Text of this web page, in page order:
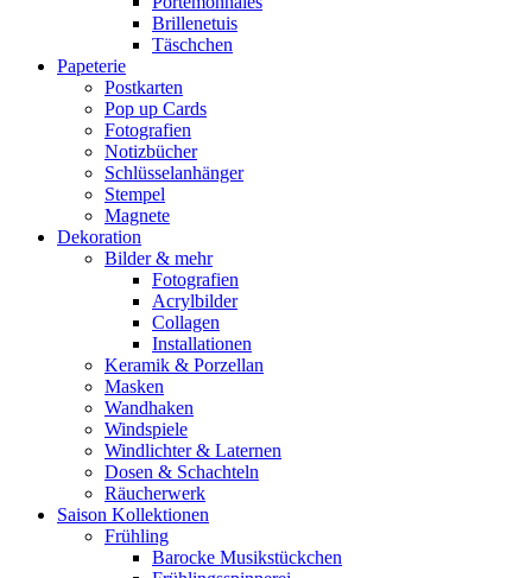
Brillenetuis
Täschchen
Papeterie
Postkarten
Pop up Cards
Fotografien
Notizbücher
Schlüsselanhänger
Stempel
Magnete
Dekoration
Bilder & mehr
Fotografien
Acrylbilder
Collagen
Installationen
Keramik & Porzellan
Masken
Wandhaken
Windspiele
Windlichter & Laternen
Dosen & Schachteln
Räucherwerk
Saison Kollektionen
Frühling
Barocke Musikstückchen